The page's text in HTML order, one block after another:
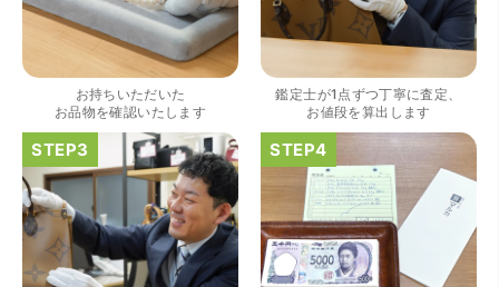
（大阪府大阪市）きれいにして頂いたうえで質入れ金額を
出していただいたのが初めてで感動しました。
お持ちいただいた
お品物を確認いたします
鑑定士が1点ずつ丁寧に査定、
お値段を算出します